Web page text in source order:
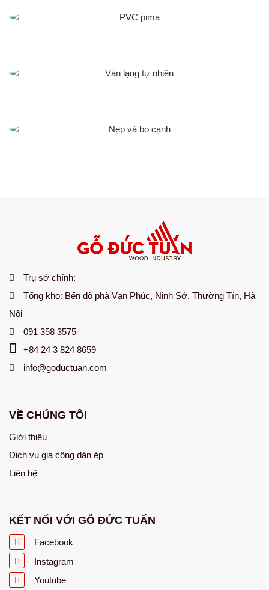
Trụ sở chính:
Tổng kho: Bến đò phà Vạn Phúc, Ninh Sở, Thường Tín, Hà
Nội
091 358 3575
+84 24 3 824 8659
info@goductuan.com
VỀ CHÚNG TÔI
Giới thiệu
Dịch vụ gia công dán ép
Liên hệ
KẾT NỐI VỚI GỖ ĐỨC TUẤN
Facebook
Instagram
Youtube